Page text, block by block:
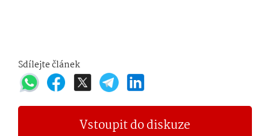
Sdílejte článek
Vstoupit do diskuze